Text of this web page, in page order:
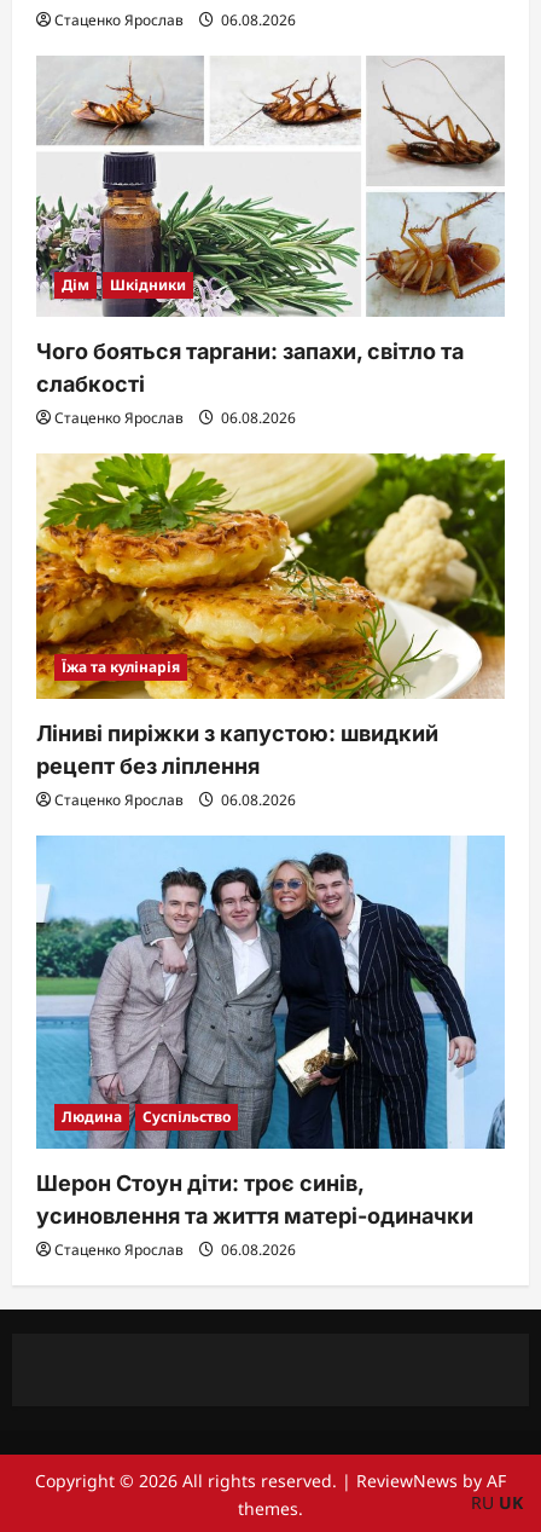
Стаценко Ярослав 06.08.2026
Дім Шкідники
Чого бояться таргани: запахи, світло та
слабкості
Стаценко Ярослав 06.08.2026
Їжа та кулінарія
Ліниві пиріжки з капустою: швидкий
рецепт без ліплення
Стаценко Ярослав 06.08.2026
Людина Суспільство
Шерон Стоун діти: троє синів,
усиновлення та життя матері-одиначки
Стаценко Ярослав 06.08.2026
Copyright © 2026 All rights reserved. | ReviewNews by AF
themes.
RU UK